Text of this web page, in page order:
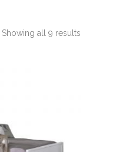
Showing all 9 results